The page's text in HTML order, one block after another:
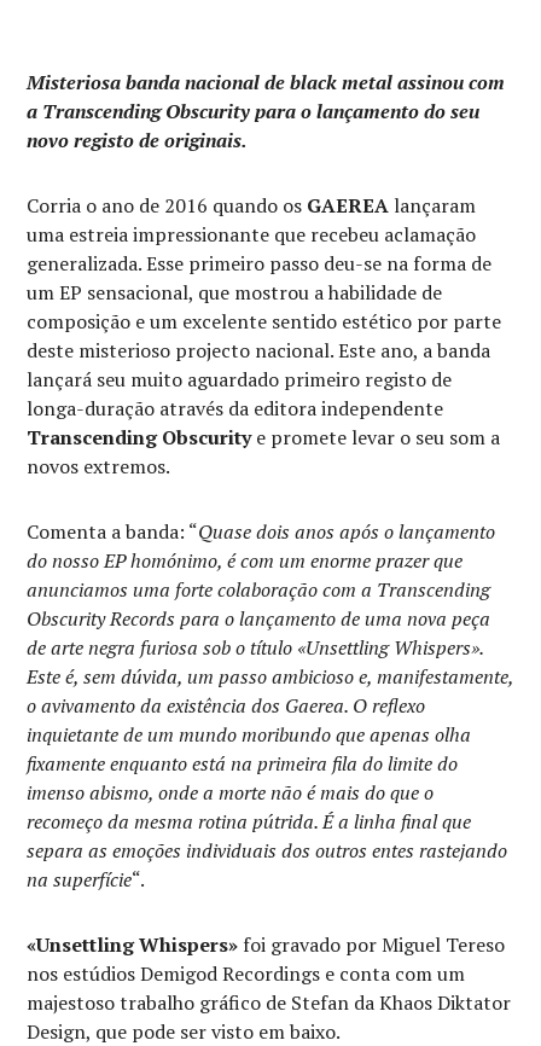
Misteriosa banda nacional de black metal assinou com
a Transcending Obscurity para o lançamento do seu
novo registo de originais.
Corria o ano de 2016 quando os GAEREA lançaram
uma estreia impressionante que recebeu aclamação
generalizada. Esse primeiro passo deu-se na forma de
um EP sensacional, que mostrou a habilidade de
composição e um excelente sentido estético por parte
deste misterioso projecto nacional. Este ano, a banda
lançará seu muito aguardado primeiro registo de
longa-duração através da editora independente
Transcending Obscuritye promete levar o seu som a
novos extremos.
Comenta a banda: “Quase dois anos após o lançamento
do nosso EP homónimo, é com um enorme prazer que
anunciamos uma forte colaboração com a Transcending
Obscurity Records para o lançamento de uma nova peça
de arte negra furiosa sob o título «Unsettling Whispers».
Este é, sem dúvida, um passo ambicioso e, manifestamente,
o avivamento da existência dos Gaerea. O reflexo
inquietante de um mundo moribundo que apenas olha
fixamente enquanto está na primeira fila do limite do
imenso abismo, onde a morte não é mais do que o
recomeço da mesma rotina pútrida. É a linha final que
separa as emoções individuais dos outros entes rastejando
na superfície“.
«Unsettling Whispers» foi gravado por Miguel Tereso
nos estúdios Demigod Recordings e conta com um
majestoso trabalho gráfico de Stefan da Khaos Diktator
Design, que pode ser visto em baixo.